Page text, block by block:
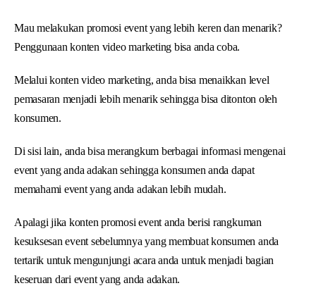
Mau melakukan promosi event yang lebih keren dan menarik?
Penggunaan konten video marketing bisa anda coba.
Melalui konten video marketing, anda bisa menaikkan level
pemasaran menjadi lebih menarik sehingga bisa ditonton oleh
konsumen.
Di sisi lain, anda bisa merangkum berbagai informasi mengenai
event yang anda adakan sehingga konsumen anda dapat
memahami event yang anda adakan lebih mudah.
Apalagi jika konten promosi event anda berisi rangkuman
kesuksesan event sebelumnya yang membuat konsumen anda
tertarik untuk mengunjungi acara anda untuk menjadi bagian
keseruan dari event yang anda adakan.